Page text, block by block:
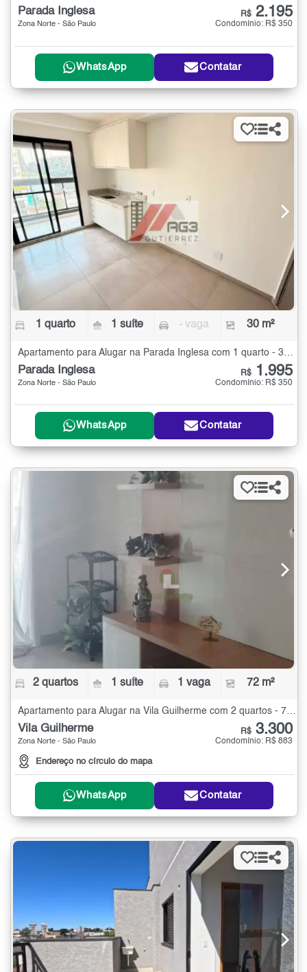
Parada Inglesa
Zona Norte - São Paulo
R$ 2.195
Condomínio: R$ 350
WhatsApp Contatar
1 quarto 1 suíte - vaga 30 m²
Parada Inglesa
Zona Norte - São Paulo
R$ 1.995
Condomínio: R$ 350
WhatsApp Contatar
2 quartos 1 suíte 1 vaga 72 m²
Vila Guilherme
Zona Norte - São Paulo
Endereço no círculo do mapa
R$ 3.300
Condomínio: R$ 883
WhatsApp Contatar